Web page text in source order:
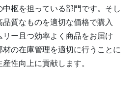
中枢を担っている部門です。そし
質なものを適切な価格で購入
リー且つ効率よく商品をお届け
材の在庫管理を適切に行うことに
性向上に貢献します。